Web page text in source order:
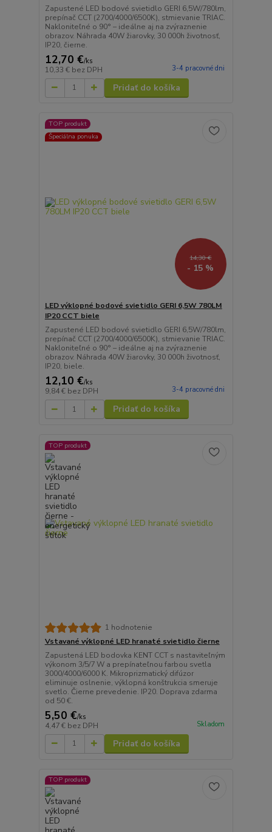
Zapustené LED bodové svietidlo GERI 6,5W/780lm,
prepínač CCT (2700/4000/6500K), stmievanie TRIAC.
Nakloniteľné o 90° – ideálne aj na zvýraznenie
obrazov. Náhrada 40W žiarovky, 30 000h životnosť,
IP20, čierne.
12,70 €/ks
10,33 € bez DPH 3-4 pracovné dni
Pridať do košíka
TOP produkt
Špeciálna ponuka
14,30 €
- 15 %
LED výklopné bodové svietidlo GERI 6,5W 780LM
IP20 CCT biele
Zapustené LED bodové svietidlo GERI 6,5W/780lm,
prepínač CCT (2700/4000/6500K), stmievanie TRIAC.
Nakloniteľné o 90° – ideálne aj na zvýraznenie
obrazov. Náhrada 40W žiarovky, 30 000h životnosť,
IP20, biele.
12,10 €/ks
9,84 € bez DPH 3-4 pracovné dni
Pridať do košíka
TOP produkt
1 hodnotenie
Vstavané výklopné LED hranaté svietidlo čierne
Zapustená LED bodovka KENT CCT s nastaviteľným
výkonom 3/5/7 W a prepínateľnou farbou svetla
3000/4000/6000 K. Mikroprizmatický difúzor
eliminuje oslnenie, výklopná konštrukcia smeruje
svetlo. Čierne prevedenie. IP20. Doprava zdarma
od 50 €.
5,50 €/ks
4,47 € bez DPH Skladom
Pridať do košíka
TOP produkt